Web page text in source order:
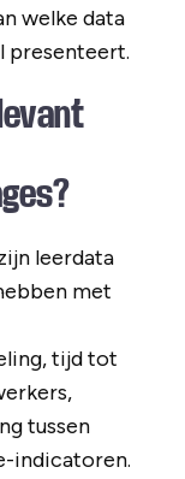
welke data
presenteert.
leerdata
met
tijd tot
tussen
indicatoren.